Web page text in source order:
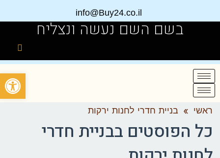
info@Buy24.co.il
בשם השם נעשה ונצליח
ראשי » בניית חדרי לחנות ירקות
כל הפוסטים בבניית חדרי